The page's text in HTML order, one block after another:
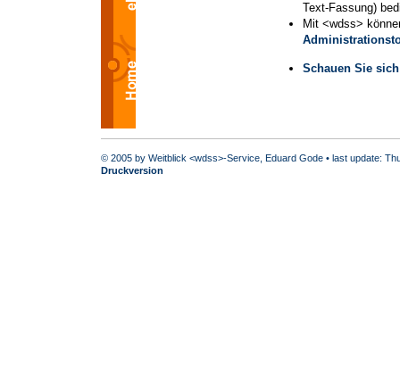
Text-Fassung)
Mit <wdss>
Schauen Sie
© 2005 by Weitblick <wdss>-Service, Eduard Gode • last update:
Druckversion